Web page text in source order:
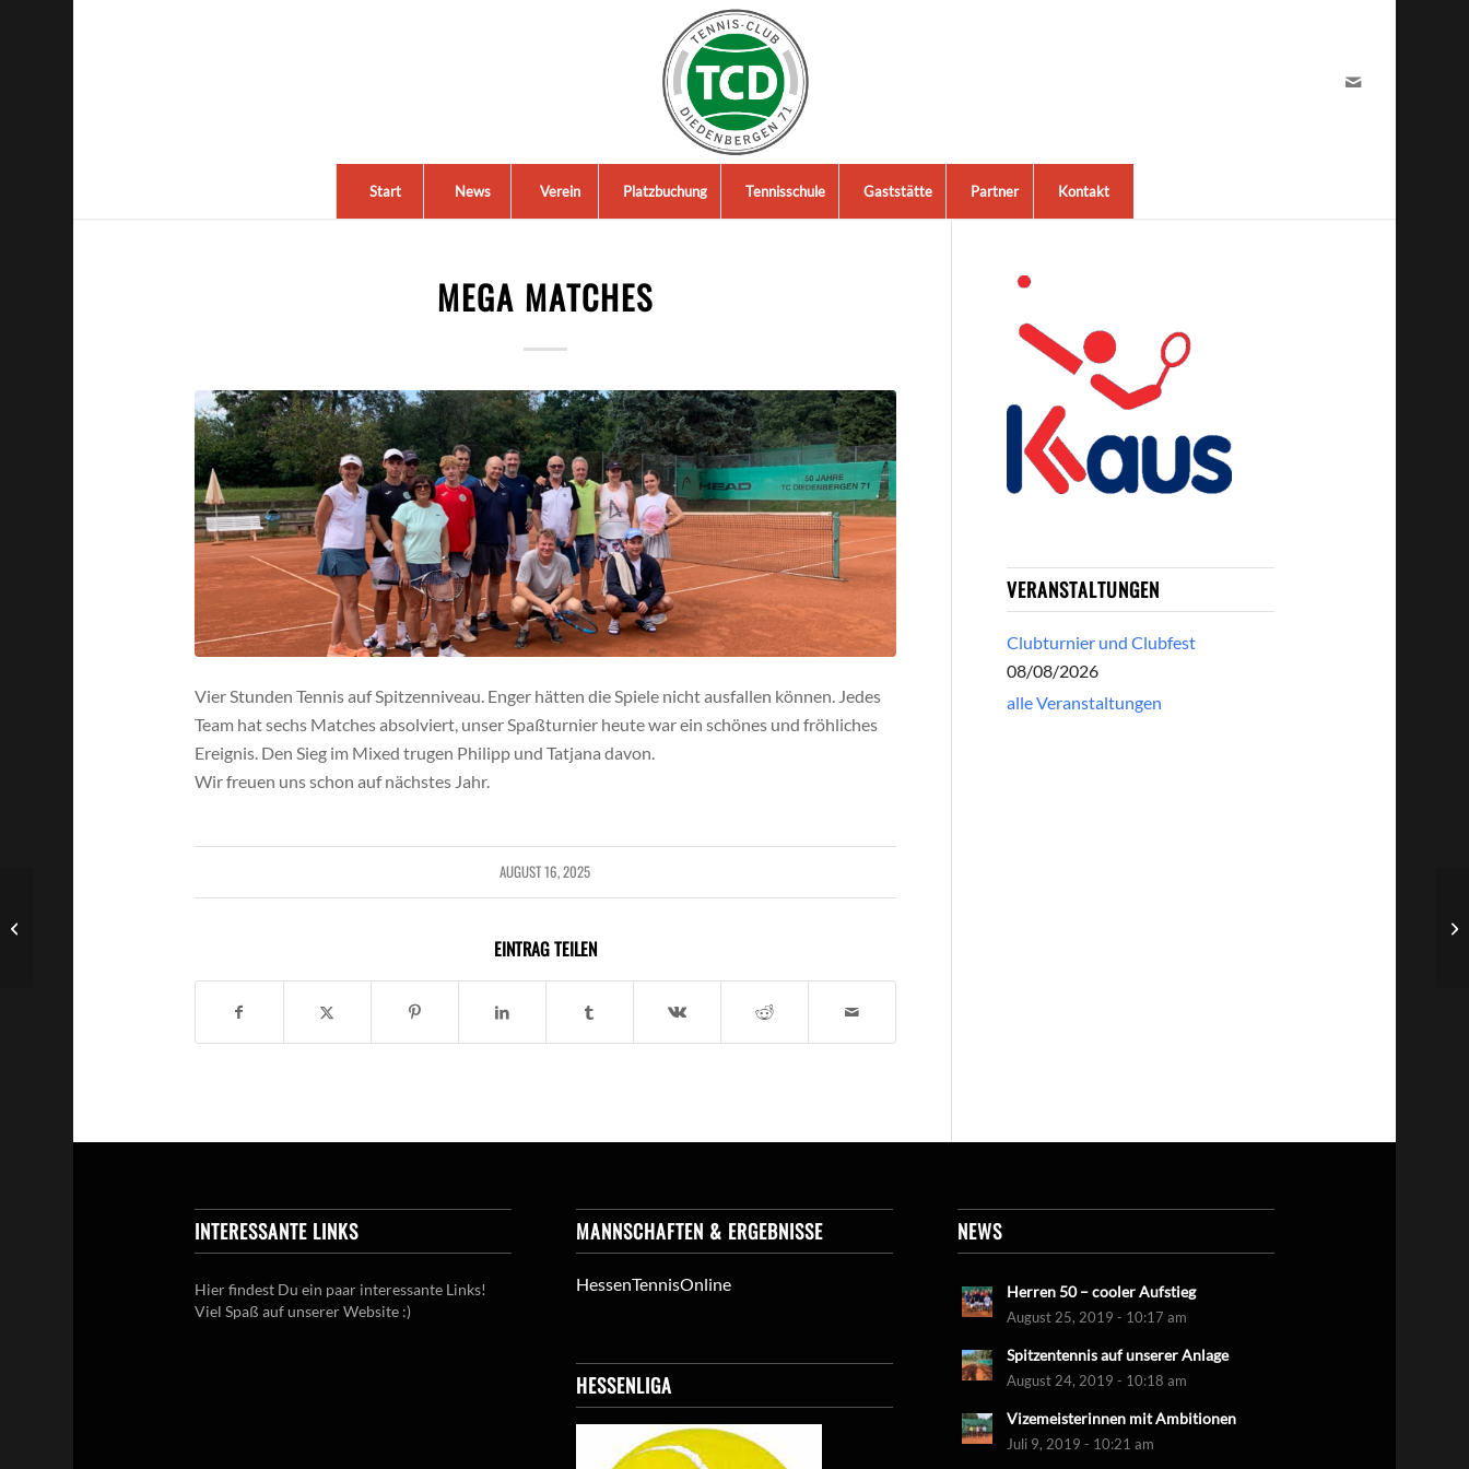
Start News Verein Platzbuchung Tennisschule Gaststätte Partner Kontakt
MEGA MATCHES
Vier Stunden Tennis auf Spitzenniveau. Enger hätten die Spiele nicht ausfallen können. Jedes
Team hat sechs Matches absolviert, unser Spaßturnier heute war ein schönes und fröhliches
Ereignis. Den Sieg im Mixed trugen Philipp und Tatjana davon.
Wir freuen uns schon auf nächstes Jahr.
AUGUST 16, 2025
EINTRAG TEILEN
VERANSTALTUNGEN
Clubturnier und Clubfest
08/08/2026
alle Veranstaltungen
INTERESSANTE LINKS
Hier findest Du ein paar interessante Links!
Viel Spaß auf unserer Website :)
MANNSCHAFTEN & ERGEBNISSE
HessenTennisOnline
HESSENLIGA
NEWS
Herren 50 – cooler Aufstieg
August 25, 2019 - 10:17 am
Spitzentennis auf unserer Anlage
August 24, 2019 - 10:18 am
Vizemeisterinnen mit Ambitionen
Juli 9, 2019 - 10:21 am